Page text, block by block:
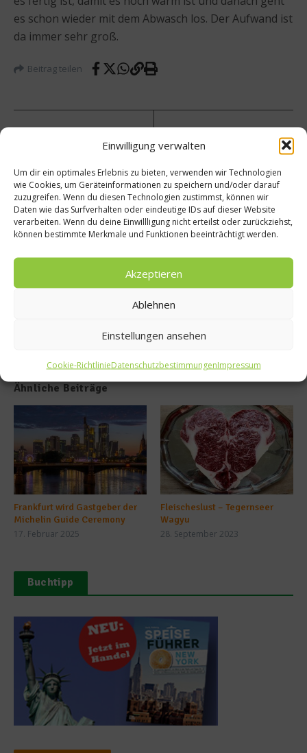
Einwilligung verwalten
Um dir ein optimales Erlebnis zu bieten, verwenden wir Technologien
wie Cookies, um Geräteinformationen zu speichern und/oder darauf
zuzugreifen. Wenn du diesen Technologien zustimmst, können wir
Daten wie das Surfverhalten oder eindeutige IDs auf dieser Website
verarbeiten. Wenn du deine Einwillligung nicht erteilst oder zurückziehst,
können bestimmte Merkmale und Funktionen beeinträchtigt werden.
Akzeptieren
Ablehnen
Einstellungen ansehen
Cookie-RichtlinieDatenschutzbestimmungenImpressum
es schon wieder mit dem Abwasch los. Der Aufwand ist
da immer sehr groß.
Beitrag teilen
s
Müller
s
Brotze
it mit
em
Kräute
r-Dip
Nächster Beitrag
Die
Zahl
der
Woche
: 0,33
Ähnliche Beiträge
Frankfurt wird Gastgeber der
Michelin Guide Ceremony
17. Februar 2025
Fleischeslust – Tegernseer
Wagyu
28. September 2023
Buchtipp